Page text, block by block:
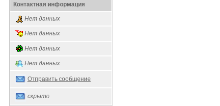
Контактная информация
Нет данных
Нет данных
Нет данных
Нет данных
Отправить сообщение
скрыто